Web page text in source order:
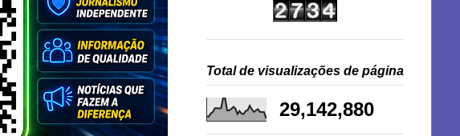
Total de visualizações de página
29,142,880